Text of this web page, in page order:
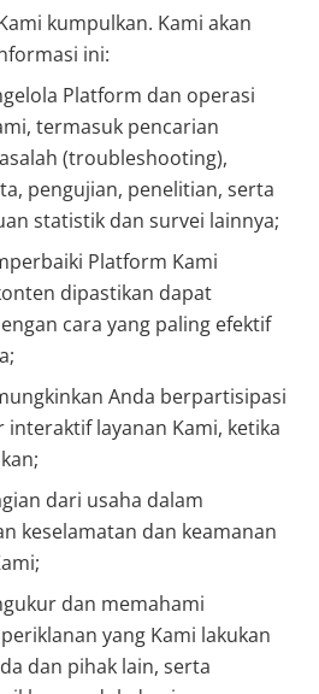
kumpulkan. Kami akan
ini:
Platform dan operasi
termasuk pencarian
(troubleshooting),
pengujian, penelitian, serta
statistik dan survei lainnya;
Platform Kami
dipastikan dapat
cara yang paling efektif
Anda berpartisipasi
interaktif layanan Kami, ketika
dari usaha dalam
keselamatan dan keamanan
dan memahami
yang Kami lakukan
dan pihak lain, serta